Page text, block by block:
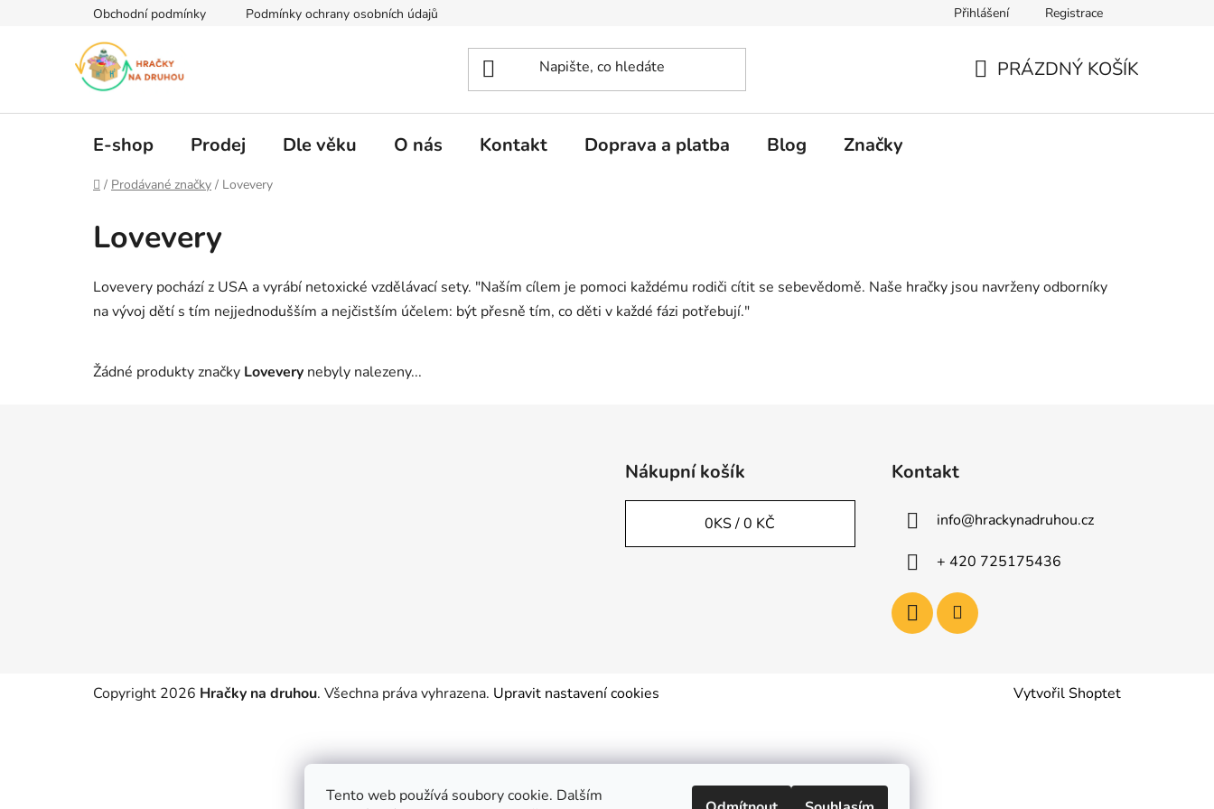
Tento web používá soubory cookie. Dalším
Obchodní podmínky Podmínky ochrany osobních údajů Přihlášení Registrace
PRÁZDNÝ KOŠÍK
E-shop Prodej Dle věku O nás Kontakt Doprava a platba Blog Značky
Domů
/ Prodávané značky / Lovevery
Lovevery
Lovevery pochází z USA a vyrábí netoxické vzdělávací sety. "Naším cílem je pomoci každému rodiči cítit se sebevědomě. Naše hračky jsou navrženy odborníky
na vývoj dětí s tím nejjednodušším a nejčistším účelem: být přesně tím, co děti v každé fázi potřebují."
Žádné produkty značky Lovevery nebyly nalezeny...
Nákupní košík
0KS /0 KČ
Kontakt
info@hrackynadruhou.cz
+ 420 725175436
Vytvořil Shoptet
Copyright 2026 Hračky na druhou. Všechna práva vyhrazena. Upravit nastavení cookies